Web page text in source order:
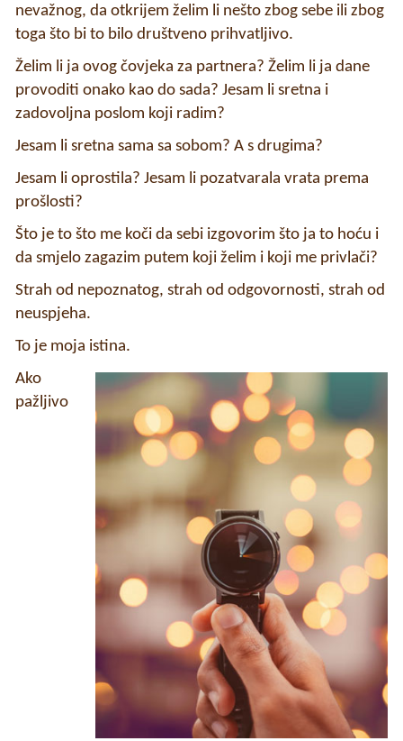
nevažnog, da otkrijem želim li nešto zbog sebe ili zbog
toga što bi to bilo društveno prihvatljivo.
Želim li ja ovog čovjeka za partnera? Želim li ja dane
provoditi onako kao do sada? Jesam li sretna i
zadovoljna poslom koji radim?
Jesam li sretna sama sa sobom? A s drugima?
Jesam li oprostila? Jesam li pozatvarala vrata prema
prošlosti?
Što je to što me koči da sebi izgovorim što ja to hoću i
da smjelo zagazim putem koji želim i koji me privlači?
Strah od nepoznatog, strah od odgovornosti, strah od
neuspjeha.
To je moja istina.
Ako
pažljivo